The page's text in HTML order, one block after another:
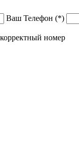
Ваш Телефон (*)
номер